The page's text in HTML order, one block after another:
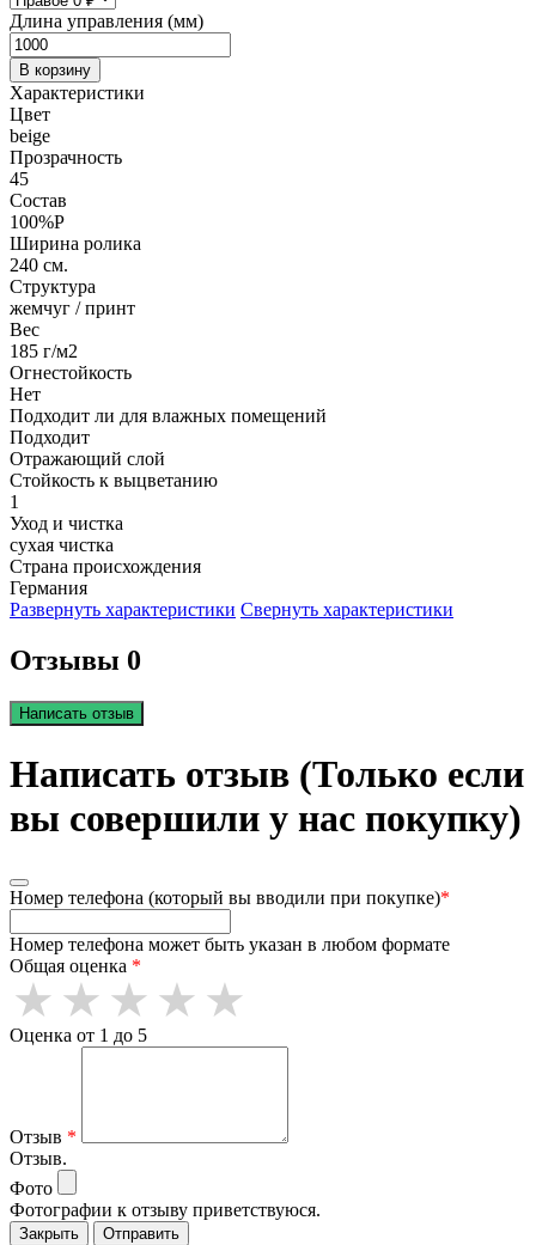
Длина управления (мм)
В корзину
Характеристики
Цвет
beige
Прозрачность
45
Состав
100%P
Ширина ролика
240 см.
Структура
жемчуг / принт
Вес
185 г/м2
Огнестойкость
Нет
Подходит ли для влажных помещений
Подходит
Отражающий слой
Стойкость к выцветанию
1
Уход и чистка
сухая чистка
Страна происхождения
Германия
Развернуть характеристики Свернуть характеристики
Отзывы 0
Написать отзыв
Написать отзыв (Только если
вы совершили у нас покупку)
Номер телефона (который вы вводили при покупке)*
Номер телефона может быть указан в любом формате
Общая оценка *
Оценка от 1 до 5
Отзыв *
Отзыв.
Фото
Фотографии к отзыву приветствуюся.
Закрыть Отправить